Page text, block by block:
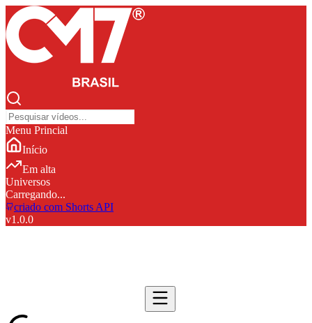
Menu Princial
Início
Em alta
Universos
Carregando...
criado com Shorts API
v1.0.0